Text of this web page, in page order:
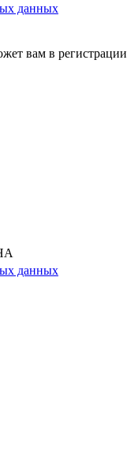
данных
вам в регистрации
данных